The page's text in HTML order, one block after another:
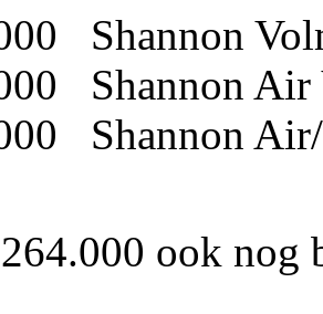
Shannon
Shannon Air
Shannon
ook nog